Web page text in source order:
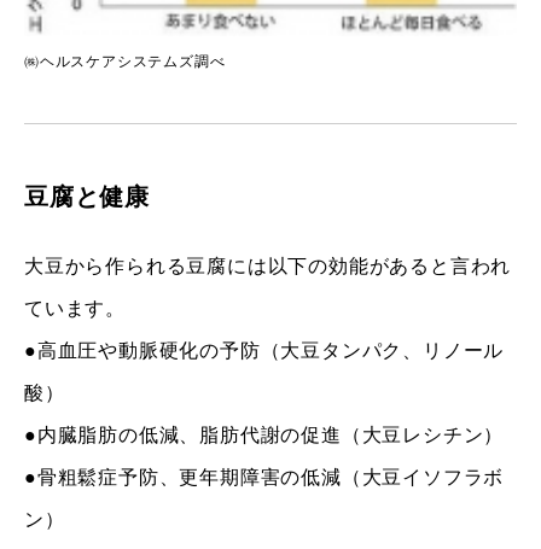
㈱ヘルスケアシステムズ調べ
豆腐と健康
大豆から作られる豆腐には以下の効能があると言われ
ています。
●高血圧や動脈硬化の予防（大豆タンパク、リノール
酸）
●内臓脂肪の低減、脂肪代謝の促進（大豆レシチン）
●骨粗鬆症予防、更年期障害の低減（大豆イソフラボ
ン）